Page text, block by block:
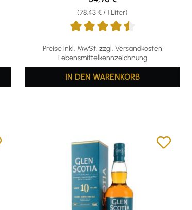
Preise inkl. MwSt. zzgl. Versandkosten
Lebensmittelkennzeichnung
(78,43 € / 1 Liter)
IN DEN WARENKORB